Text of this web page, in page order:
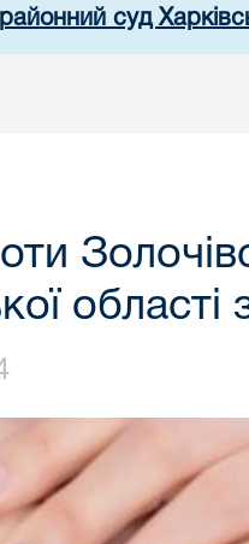
районний суд
області